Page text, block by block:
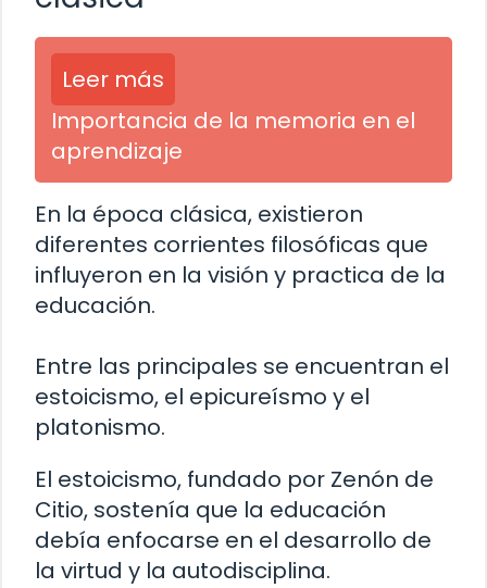
Leer más
Importancia de la memoria en el
aprendizaje
En la época clásica, existieron
diferentes corrientes filosóficas que
influyeron en la visión y practica de la
educación.
Entre las principales se encuentran el
estoicismo, el epicureísmo y el
platonismo.
El estoicismo, fundado por Zenón de
Citio, sostenía que la educación
debía enfocarse en el desarrollo de
la virtud y la autodisciplina.